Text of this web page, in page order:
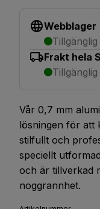
Webblager
Tillgänglig
Frakt hela
Tillgänglig
Vår 0,7 mm
lösningen för att
stilfullt och
speciellt
och är tillverkad
noggrannhet.